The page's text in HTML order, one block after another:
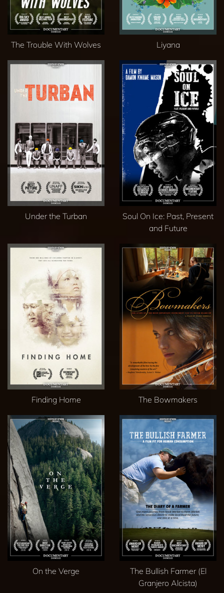
The Trouble With Wolves Liyana
Under the Turban
Soul On Ice: Past, Present
and Future
Finding Home The Bowmakers
On the Verge
The Bullish Farmer (El
Granjero Alcista)